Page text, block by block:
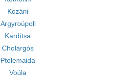
Kozáni
Argyroúpoli
Kardítsa
Cholargós
Ptolemaida
Voúla